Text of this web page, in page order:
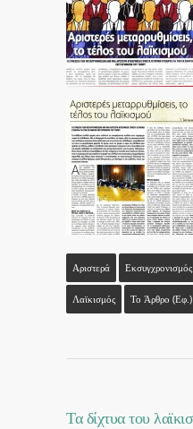
Αριστερά Εκσυγχρονισμός
Λαϊκισμός Το Άρθρο (εφ.)
Τα δίχτυα του